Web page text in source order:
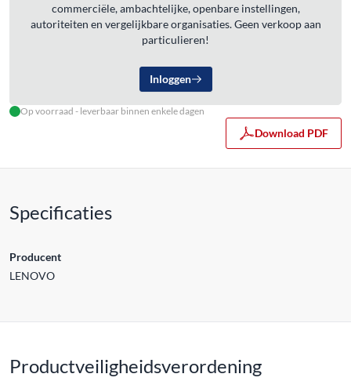
commerciële, ambachtelijke, openbare instellingen,
autoriteiten en vergelijkbare organisaties. Geen verkoop aan
particulieren!
Inloggen
Op voorraad - leverbaar binnen enkele dagen
Download PDF
Specificaties
Producent
LENOVO
Productveiligheidsverordening